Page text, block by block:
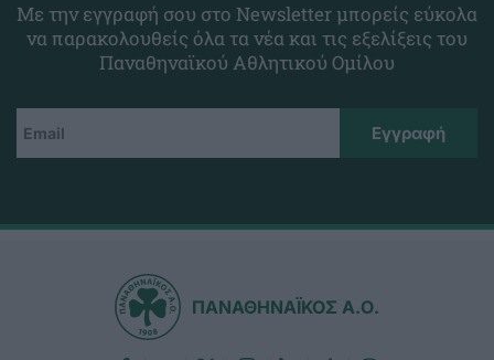
Με την εγγραφή σου στο Newsletter μπορείς εύκολα
να παρακολουθείς όλα τα νέα και τις εξελίξεις του
Παναθηναϊκού Αθλητικού Ομίλου
ΠΑΝΑΘΗΝΑΪΚΟΣ Α.Ο.